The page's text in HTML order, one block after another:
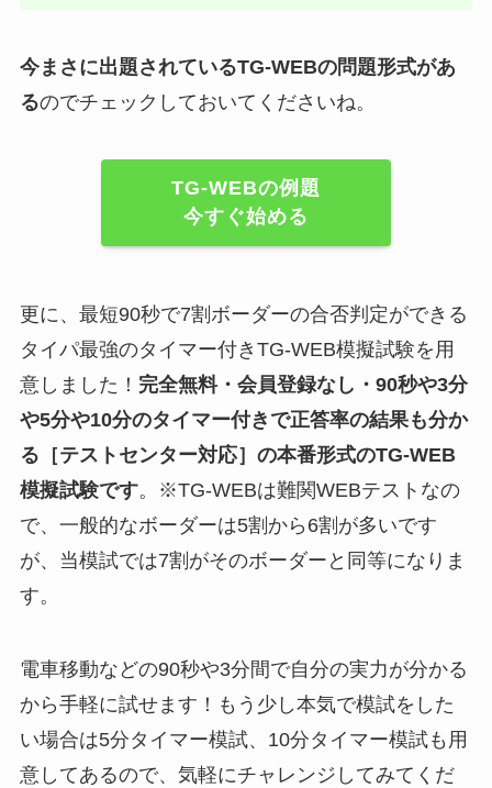
今まさに出題されているTG-WEBの問題形式があ
るのでチェックしておいてくださいね。
TG-WEBの例題
今すぐ始める
更に、最短90秒で7割ボーダーの合否判定ができる
タイパ最強のタイマー付きTG-WEB模擬試験を用
意しました！ 完全無料・会員登録なし・90秒や3分
や5分や10分のタイマー付きで正答率の結果も分か
る ［テストセンター対応］ の本番形式のTG-WEB
模擬試験です。※TG-WEBは難関WEBテストなの
で、一般的なボーダーは5割から6割が多いです
が、当模試では7割がそのボーダーと同等になりま
す。
電車移動などの90秒や3分間で自分の実力が分かる
から手軽に試せます！もう少し本気で模試をした
い場合は5分タイマー模試、10分タイマー模試も用
意してあるので、気軽にチャレンジしてみてくだ